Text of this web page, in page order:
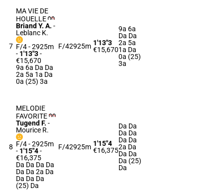
7
MA VIE DE
HOUELLE
Briand Y. A. -
Leblanc K.
F/4 - 2925m
- 1'13"3-
€15,670
9a 6a Da Da
2a 5a 1a Da
0a (25) 3a
F/42925m 1'13"3
€15,670
9a 6a
Da Da
2a 5a
1a Da
0a (25)
3a
8
MELODIE
FAVORITE
Tugend F. -
Mourice R.
F/4 - 2925m
- 1'15"4-
€16,375
Da Da Da Da
Da Da 2a Da
Da Da Da
(25) Da
F/42925m 1'15"4
€16,375
Da Da
Da Da
Da Da
2a Da
Da Da
Da (25)
Da